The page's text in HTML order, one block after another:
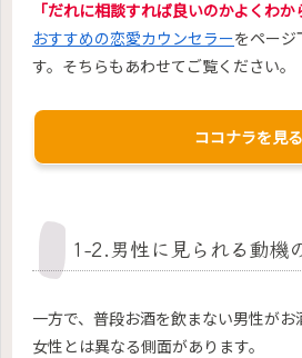
「だれに相談すれば良いのかよくわか
おすすめの恋愛カウンセラーをページ
す。そちらもあわせてご覧ください。
ココナラを見る
1-2.男性に見られる動機
一方で、普段お酒を飲まない男性がお
女性とは異なる側面があります。